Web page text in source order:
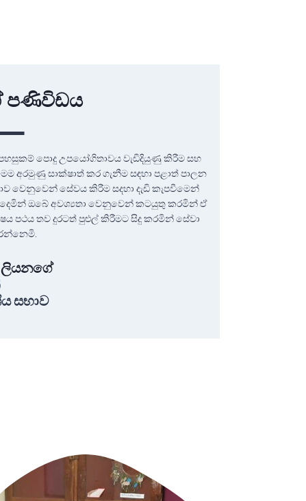
පණිවිඩය
පොදු උපයෝගිතාවය වැඩිදියුණු කිරීම සහ
අරමුණු සාක්ෂාත් කර ගැනීම සඳහා පළාත් පාලන
සේවය කිරීම සදහා දැඩි කැපවීමෙන්
දෙමින් ඔබේ අවශ්‍යතා වෙනුවෙන් කටයුතු කරමින් ඒ
පථය තව දුරටත් පුළුල් කිරීමට සිදු කරමින් සේවා
ලියනගේ
සභාව